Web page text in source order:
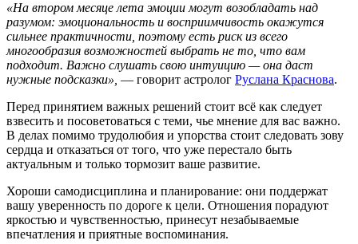
«На втором месяце лета эмоции могут возобладать над
разумом: эмоциональность и восприимчивость окажутся
сильнее практичности, поэтому есть риск из всего
многообразия возможностей выбрать не то, что вам
подходит. Важно слушать свою интуицию — она даст
нужные подсказки», — говорит астролог Руслана Краснова.
Перед принятием важных решений стоит всё как следует
взвесить и посоветоваться с теми, чье мнение для вас важно.
В делах помимо трудолюбия и упорства стоит следовать зову
сердца и отказаться от того, что уже перестало быть
актуальным и только тормозит ваше развитие.
Хороши самодисциплина и планирование: они поддержат
вашу уверенность по дороге к цели. Отношения порадуют
яркостью и чувственностью, принесут незабываемые
впечатления и приятные воспоминания.